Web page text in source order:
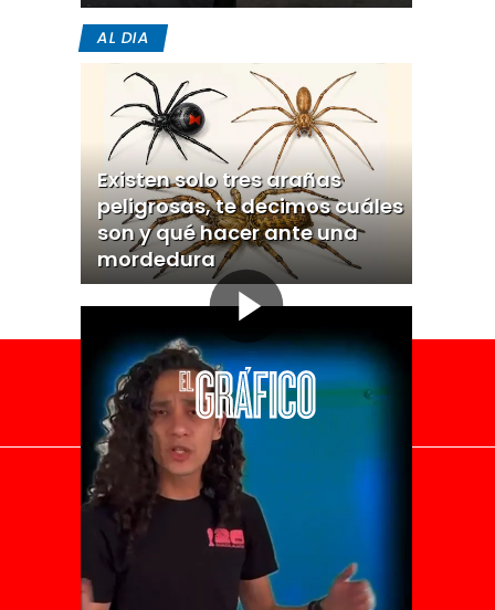
AL DIA
Existen solo tres arañas
peligrosas, te decimos cuáles
son y qué hacer ante una
mordedura
El Universal
Vive USA
Clase